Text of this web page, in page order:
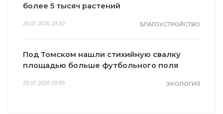
более 5 тысяч растений
29.07.2026 19:10 БЛАГОУСТРОЙСТВО
Под Томском нашли стихийную свалку
площадью больше футбольного поля
29.07.2026 19:00 ЭКОЛОГИЯ